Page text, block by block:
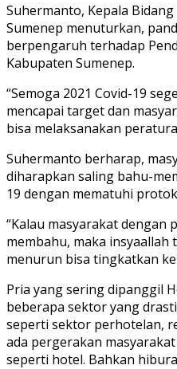
Suhermanto, Kepala Bidang
Sumenep menuturkan,
berpengaruh terhadap
Kabupaten Sumenep.
“Semoga 2021 Covid-19
mencapai target dan
bisa melaksanakan
Suhermanto berharap,
diharapkan saling bahu-
19 dengan mematuhi
“Kalau masyarakat dengan
membahu, maka insyaallah
menurun bisa tingkatkan
Pria yang sering dipanggil
beberapa sektor yang
seperti sektor perhotelan,
ada pergerakan
seperti hotel. Bahkan